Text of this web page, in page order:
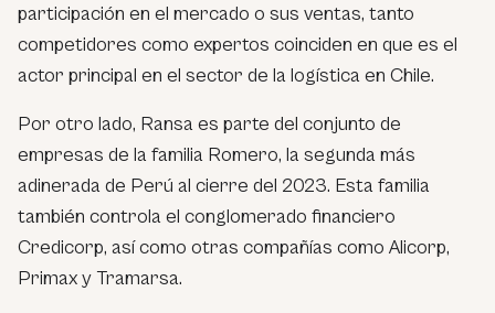
participación en el mercado o sus ventas, tanto
competidores como expertos coinciden en que es el
actor principal en el sector de la logística en Chile.
Por otro lado, Ransa es parte del conjunto de
empresas de la familia Romero, la segunda más
adinerada de Perú al cierre del 2023. Esta familia
también controla el conglomerado financiero
Credicorp, así como otras compañías como Alicorp,
Primax y Tramarsa.